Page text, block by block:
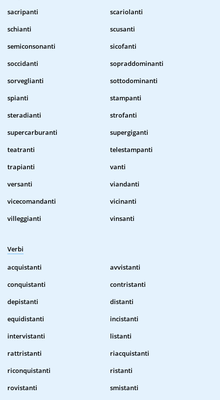
sacripanti
scariolanti
schianti
scusanti
semiconsonanti
sicofanti
soccidanti
sopraddominanti
sorveglianti
sottodominanti
spianti
stampanti
steradianti
strofanti
supercarburanti
supergiganti
teatranti
telestampanti
trapianti
vanti
versanti
viandanti
vicecomandanti
vicinanti
villeggianti
vinsanti
Verbi
acquistanti
avvistanti
conquistanti
contristanti
depistanti
distanti
equidistanti
incistanti
intervistanti
listanti
rattristanti
riacquistanti
riconquistanti
ristanti
rovistanti
smistanti